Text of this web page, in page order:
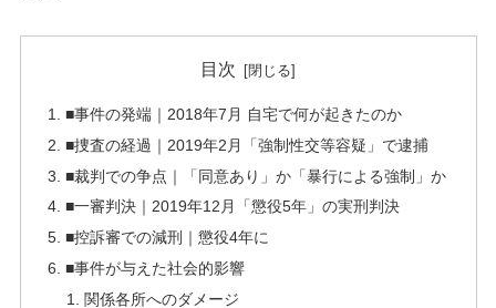
目次
■事件の発端｜2018年7月 自宅で何が起きたのか
■捜査の経過｜2019年2月「強制性交等容疑」で逮捕
■裁判での争点｜「同意あり」か「暴行による強制」か
■一審判決｜2019年12月「懲役5年」の実刑判決
■控訴審での減刑｜懲役4年に
■事件が与えた社会的影響
関係各所へのダメージ